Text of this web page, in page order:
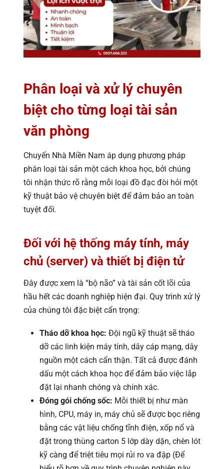
Phân loại và xử lý chuyên
biệt cho từng loại tài sản
văn phòng
Chuyển Nhà Miền Nam áp dụng phương pháp
phân loại tài sản một cách khoa học, bởi chúng
tôi nhận thức rõ rằng mỗi loại đồ đạc đòi hỏi một
kỹ thuật bảo vệ chuyên biệt để đảm bảo an toàn
tuyệt đối.
Đối với hệ thống máy tính, máy
chủ (server) và thiết bị điện tử
Đây được xem là “bộ não” và tài sản cốt lõi của
hầu hết các doanh nghiệp hiện đại. Quy trình xử lý
của chúng tôi đặc biệt cẩn trọng:
Tháo dỡ khoa học: Đội ngũ kỹ thuật sẽ tháo
dỡ các linh kiện máy tính, dây cáp mạng, dây
nguồn một cách cẩn thận. Tất cả được đánh
dấu một cách khoa học để đảm bảo việc lắp
đặt lại nhanh chóng và chính xác.
Đóng gói chống sốc: Mỗi thiết bị như màn
hình, CPU, máy in, máy chủ sẽ được bọc riêng
bằng các vật liệu chống tĩnh điện, xốp nổ và
đặt trong thùng carton 5 lớp dày dặn, chèn lót
kỹ càng để triệt tiêu mọi rủi ro va đập (Để